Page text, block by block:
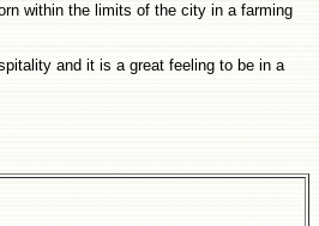
within the limits of the city in a farming
and it is a great feeling to be in a